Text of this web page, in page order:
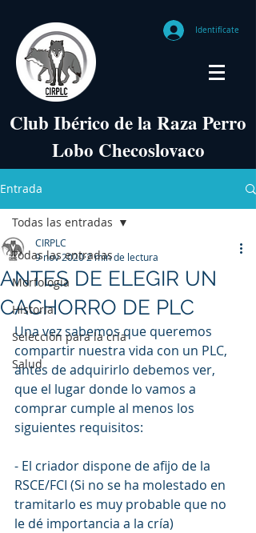
Identifícate
Club Ibérico de la Raza Perro
Lobo Checoslovaco
Entrada
Todas las entradas
Morfología
Historia
Selección para la cría
Salud
Todas las entradas
ANTES DE ELEGIR UN
CACHORRO DE PLC
CIRPLC
9 nov 20202 min de lectura
Una vez sabemos que queremos
compartir nuestra vida con un PLC,
antes de adquirirlo debemos ver,
que el lugar donde lo vamos a
comprar cumple al menos los
siguientes requisitos:
- El criador dispone de afijo de la
RSCE/FCI (Si no se ha molestado en
tramitarlo es muy probable que no
le dé importancia a la cría)